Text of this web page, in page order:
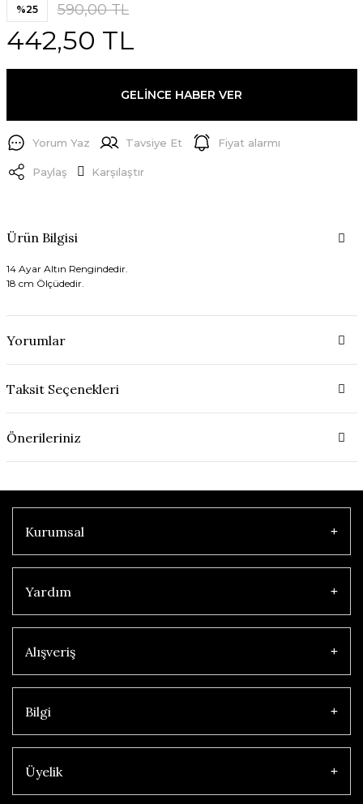
%25 590,00 TL
442,50 TL
GELİNCE HABER VER
Yorum Yaz Tavsiye Et Fiyat alarmı
Paylaş Karşılaştır
Ürün Bilgisi
14 Ayar Altın Rengindedir.
18 cm Ölçüdedir.
Yorumlar
Taksit Seçenekleri
Önerileriniz
Kurumsal
Yardım
Alışveriş
Bilgi
Üyelik